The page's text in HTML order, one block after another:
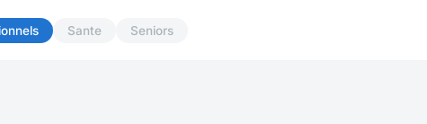
Sante Seniors